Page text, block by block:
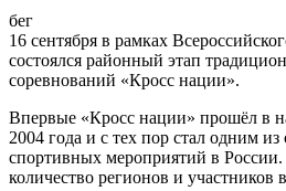
бег
16 сентября в рамках
состоялся районный этап
соревнований «Кросс нации».
Впервые «Кросс нации» прошёл в
2004 года и с тех пор стал одним
спортивных мероприятий в
количество регионов и участников